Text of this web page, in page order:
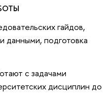
гайдов,
данными, подготовка
с задачами
дисциплин до